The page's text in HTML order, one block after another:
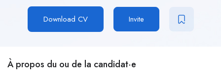
Download CV Invite
À propos du ou de la candidat·e